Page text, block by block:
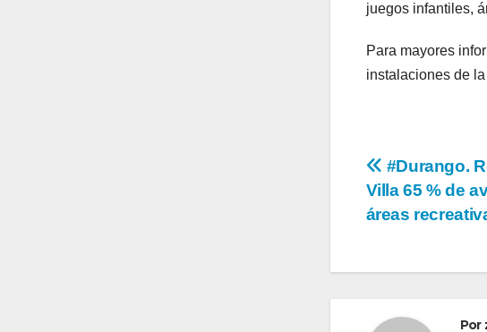
juegos infantiles,
Para mayores
instalaciones de
de
#Durango.
Villa 65 % de
áreas
Por